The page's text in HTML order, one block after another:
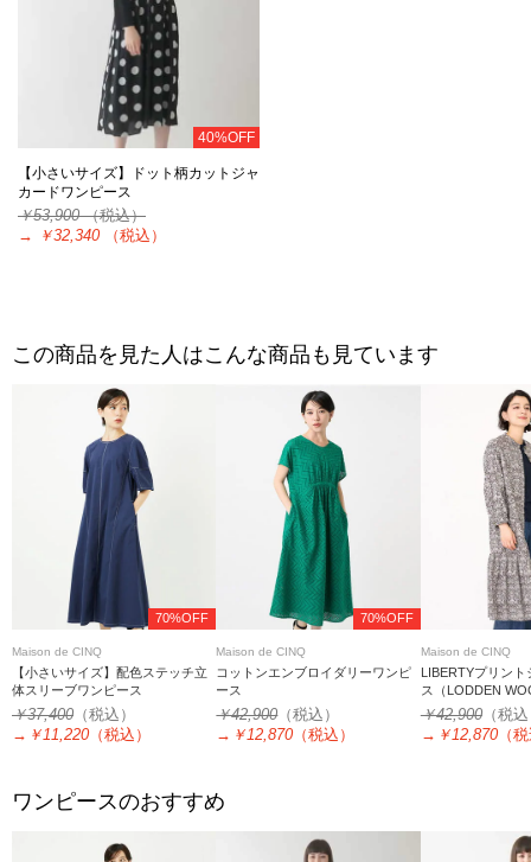
40%OFF
【小さいサイズ】ドット柄カットジャ
カードワンピース
￥53,900（税込）
→
￥32,340 （税込）
この商品を見た人はこんな商品も見ています
70%OFF
Maison de CINQ
【小さいサイズ】配色ステッチ立
体スリーブワンピース
￥37,400 （税込）
→ ￥11,220 （税込）
70%OFF
Maison de CINQ
コットンエンブロイダリーワンピ
ース
￥42,900（税込）
→ ￥12,870 （税込）
Maison de CINQ
LIBERTYプリン
ス（LODDEN
￥42,900（税
→ ￥12,870（
ワンピースのおすすめ